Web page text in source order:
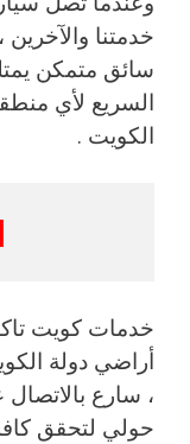
خدمتنا
سائق متمكن
السريع لأي
الكويت .
خدمات كويت
أراضي دولة
، سارع
حولي لتحقق